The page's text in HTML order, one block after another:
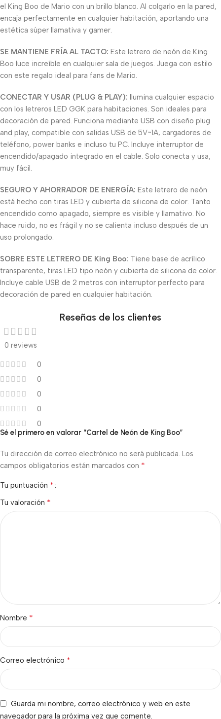
el King Boo de Mario con un brillo blanco. Al colgarlo en la pared,
encaja perfectamente en cualquier habitación, aportando una
estética súper llamativa y gamer.
SE MANTIENE FRÍA AL TACTO: Este letrero de neón de King
Boo luce increíble en cualquier sala de juegos. Juega con estilo
con este regalo ideal para fans de Mario.
CONECTAR Y USAR (PLUG & PLAY): Ilumina cualquier espacio
con los letreros LED GGK para habitaciones. Son ideales para
decoración de pared. Funciona mediante USB con diseño plug
and play, compatible con salidas USB de 5V~1A, cargadores de
teléfono, power banks e incluso tu PC. Incluye interruptor de
encendido/apagado integrado en el cable. Solo conecta y usa,
muy fácil.
SEGURO Y AHORRADOR DE ENERGÍA: Este letrero de neón
está hecho con tiras LED y cubierta de silicona de color. Tanto
encendido como apagado, siempre es visible y llamativo. No
hace ruido, no es frágil y no se calienta incluso después de un
uso prolongado.
SOBRE ESTE LETRERO DE King Boo: Tiene base de acrílico
transparente, tiras LED tipo neón y cubierta de silicona de color.
Incluye cable USB de 2 metros con interruptor perfecto para
decoración de pared en cualquier habitación.
Reseñas de los clientes
0 reviews
0
0
0
0
0
Sé el primero en valorar “Cartel de Neón de King Boo”
Tu dirección de correo electrónico no será publicada. Los
campos obligatorios están marcados con *
Tu puntuación *
Tu valoración *
Nombre *
Correo electrónico *
Guarda mi nombre, correo electrónico y web en este
navegador para la próxima vez que comente.